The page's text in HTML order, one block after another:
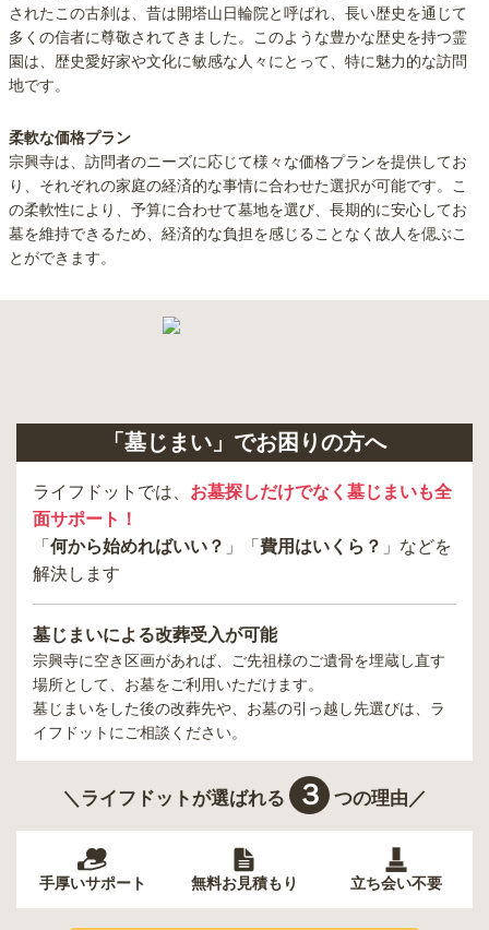
されたこの古刹は、昔は開塔山日輪院と呼ばれ、長い歴史を通じて
多くの信者に尊敬されてきました。このような豊かな歴史を持つ霊
園は、歴史愛好家や文化に敏感な人々にとって、特に魅力的な訪問
地です。
柔軟な価格プラン
宗興寺は、訪問者のニーズに応じて様々な価格プランを提供してお
り、それぞれの家庭の経済的な事情に合わせた選択が可能です。こ
の柔軟性により、予算に合わせて墓地を選び、長期的に安心してお
墓を維持できるため、経済的な負担を感じることなく故人を偲ぶこ
とができます。
「墓じまい」でお困りの方へ
ライフドットでは、 お墓探しだけでなく墓じまいも全
面サポート！
「 何から始めればいい？ 」「 費用はいくら？ 」などを
解決します
墓じまいによる改葬受入が可能
宗興寺に空き区画があれば、ご先祖様のご遺骨を埋蔵し直す
場所として、お墓をご利用いただけます。
墓じまいをした後の改葬先や、お墓の引っ越し先選びは、ラ
イフドットにご相談ください。
＼ライフドットが選ばれる ３ つの理由／
手厚いサポート 無料お見積もり 立ち会い不要